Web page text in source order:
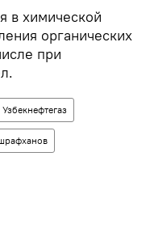
в химической
органических
при
Узбекнефтегаз